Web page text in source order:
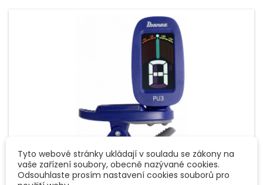
ZNAČKA:IBANEZ
Tyto webové stránky ukládají v souladu se zákony na
vaše zařízení soubory, obecně nazývané cookies.
Odsouhlaste prosím nastavení cookies souborů pro